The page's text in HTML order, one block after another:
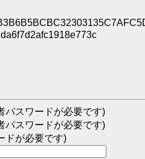
パスワードが必要です)
パスワードが必要です)
ドが必要です)